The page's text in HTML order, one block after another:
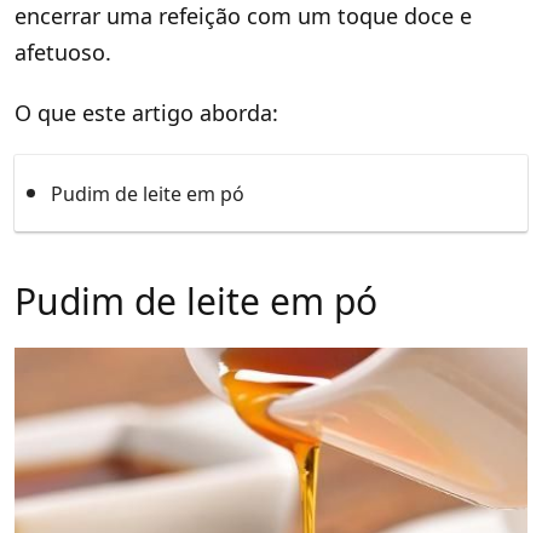
encerrar uma refeição com um toque doce e
afetuoso.
O que este artigo aborda:
Pudim de leite em pó
Pudim de leite em pó